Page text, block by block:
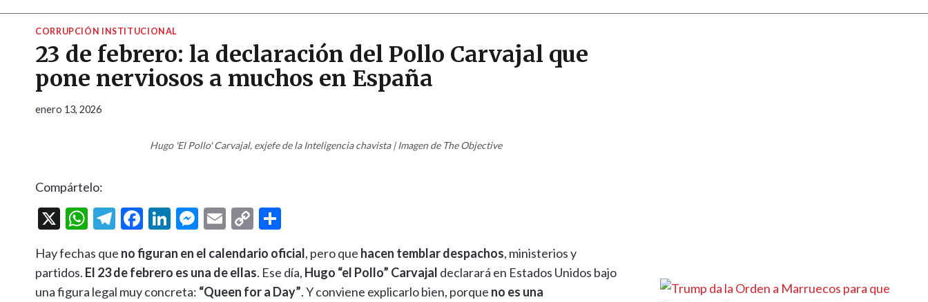
CORRUPCIÓN INSTITUCIONAL
23 de febrero: la declaración del Pollo Carvajal que
pone nerviosos a muchos en España
enero 13, 2026
Hugo 'El Pollo' Carvajal, exjefe de la Inteligencia chavista | Imagen de The Objective
Compártelo:
X
W
at
s
T
e
gr
F
e
b
Li
ke
dI
M
se
n
E
ai
l
C
p
y
m
p
Hay fechas que no figuran en el calendario oficial, pero que hacen temblar despachos, ministerios y
partidos. El 23 de febrero es una de ellas. Ese día, Hugo “el Pollo” Carvajal declarará en Estados Unidos bajo
una figura legal muy concreta: “Queen for a Day”. Y conviene explicarlo bien, porque no es una